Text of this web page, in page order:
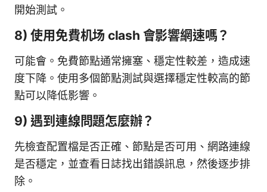
開始測試。
8) 使用免費机场 clash 會影響網速嗎？
可能會。免費節點通常擁塞、穩定性較差，造成速
度下降。使用多個節點測試與選擇穩定性較高的節
點可以降低影響。
9) 遇到連線問題怎麼辦？
先檢查配置檔是否正確、節點是否可用、網路連線
是否穩定，並查看日誌找出錯誤訊息，然後逐步排
除。